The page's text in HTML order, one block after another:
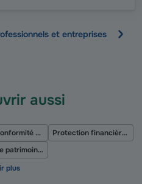
et entreprises
aussi
Mise en conformité de la protection incendie en entreprise
Protection financière de votre entreprise
Gestion de patrimoine et divorce